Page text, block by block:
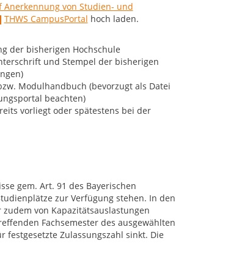
Anerkennung von Studien- und
THWS CampusPortal hoch laden.
der bisherigen Hochschule
und Stempel der bisherigen
Modulhandbuch (bevorzugt als Datei
beachten)
vorliegt oder spätestens bei der
gem. Art. 91 des Bayerischen
zur Verfügung stehen. In den
von Kapazitätsauslastungen
Fachsemester des ausgewählten
Zulassungszahl sinkt. Die